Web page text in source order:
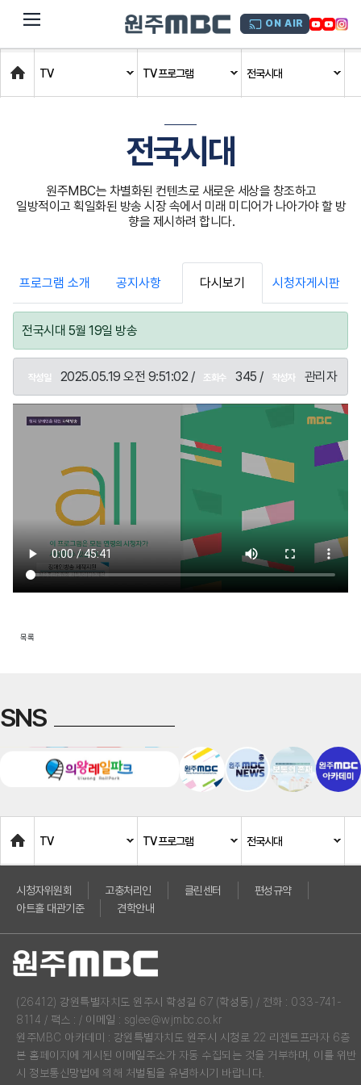
dehaze ON AIR
Home
TV TV 프로그램 전국시대
전국시대
원주MBC는 차별화된 컨텐츠로 새로운 세상을 창조하고
일방적이고 획일화된 방송 시장 속에서 미래 미디어가 나아가야 할 방
향을 제시하려 합니다.
프로그램 소개 공지사항 다시보기 시청자게시판
전국시대 5월 19일 방송
작성일 2025.05.19 오전 9:51:02 / 조회수 345 / 작성자 관리자
목록
SNS
Home
TV TV 프로그램 전국시대
시청자위원회 고충처리인 클린센터
편성규약
아트홀 대관기준
견학안내
(26412) 강원특별자치도 원주시 학성길 67 (학성동) / 전화 : 033-741-
8114 / 팩스 : / 이메일 : sglee@wjmbc.co.kr
원주MBC 아카데미 : 강원특별자치도 원주시 시청로 22 리젠트프라자 6층
본 홈페이지에 게시된 이메일주소가 자동 수집되는 것을 거부하며, 이를 위반
시 정보통신망법에 의해 처벌됨을 유념하시기 바랍니다.